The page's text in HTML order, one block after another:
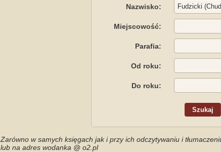
Nazwisko:
Miejscowość:
Parafia:
Od roku:
Do roku:
Zarówno w samych księgach jak i przy ich odczytywaniu i
lub na adres wodanka @ o2.pl